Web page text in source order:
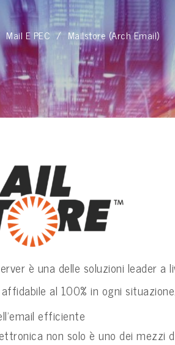
Mail E PEC Mailstore (Arch Email)
è una delle soluzioni leader a
al 100% in ogni
efficiente
non solo è uno dei mezzi